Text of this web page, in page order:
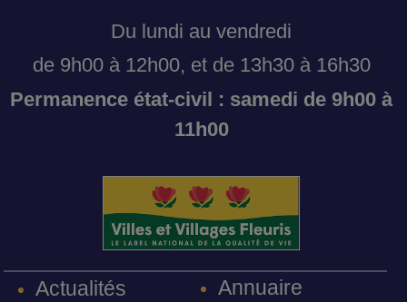
Du lundi au vendredi
de 9h00 à 12h00, et de 13h30 à 16h30
Permanence état-civil : samedi de 9h00 à
11h00
Actualités
Annuaire